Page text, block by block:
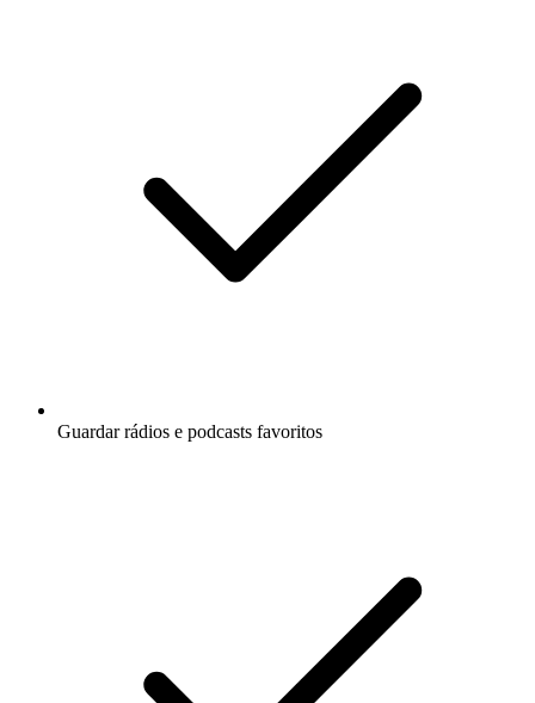
Guardar rádios e podcasts favoritos